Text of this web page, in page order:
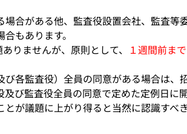
場合がある他、監査役設置会社、監査
もあります。
りませんが、原則として、 １週間前まで
各監査役）全員の同意がある場合は
び監査役全員の同意で定めた定例日に
が議題に上がり得ると当然に認識すべ